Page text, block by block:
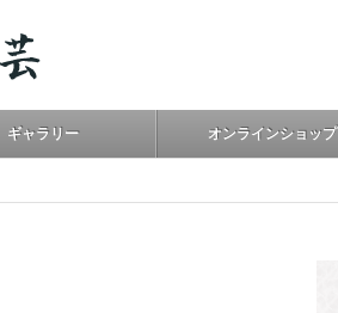
ギャラリー オンラインショップ